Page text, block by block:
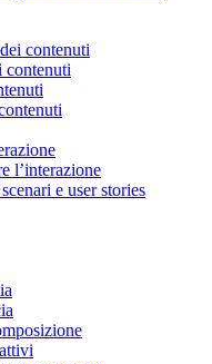
contenuti
contenuti
l’interazione
e user stories